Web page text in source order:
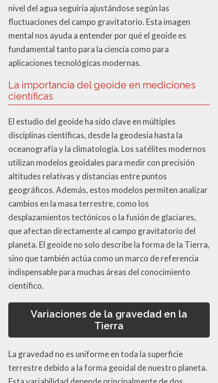
nivel del agua seguiría ajustándose según las
fluctuaciones del campo gravitatorio. Esta imagen
mental nos ayuda a entender por qué el geoide es
fundamental tanto para la ciencia como para
aplicaciones tecnológicas modernas.
La importancia del geoide en mediciones
científicas
El estudio del geoide ha sido clave en múltiples
disciplinas científicas, desde la geodesia hasta la
oceanografía y la climatología. Los satélites modernos
utilizan modelos geoidales para medir con precisión
altitudes relativas y distancias entre puntos
geográficos. Además, estos modelos permiten analizar
cambios en la masa terrestre, como los
desplazamientos tectónicos o la fusión de glaciares,
que afectan directamente al campo gravitatorio del
planeta. El geoide no solo describe la forma de la Tierra,
sino que también actúa como un marco de referencia
indispensable para muchas áreas del conocimiento
científico.
Variaciones de la gravedad en la
Tierra
La gravedad no es uniforme en toda la superficie
terrestre debido a la forma geoidal de nuestro planeta.